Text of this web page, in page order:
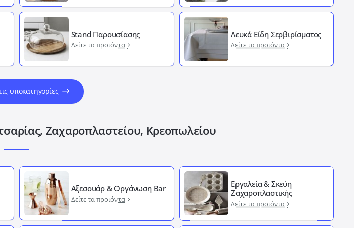
Stand Παρουσίασης
Δείτε τα προιόντα
Λευκά Είδη Σερβιρίσματος
Δείτε τα προιόντα
υποκατηγορίες
Ζαχαροπλαστείου, Κρεοπωλείου
Αξεσουάρ & Οργάνωση Bar
Δείτε τα προιόντα
Εργαλεία & Σκεύη
Ζαχαροπλαστικής
Δείτε τα προιόντα